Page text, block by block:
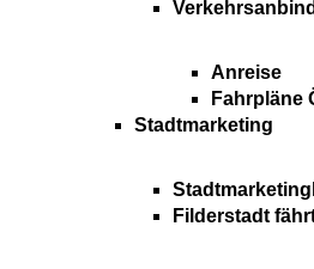
Anreise
Fahrpläne
Stadtmarketing
Filderstadt